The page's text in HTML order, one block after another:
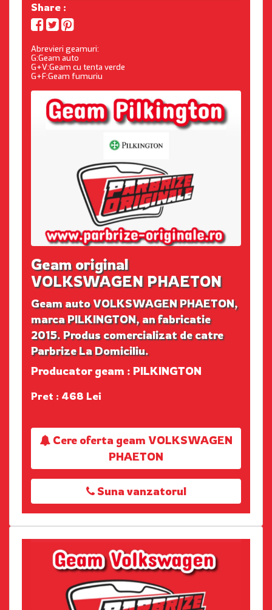
Share :
Abrevieri geamuri:
G:Geam auto
G+V:Geam cu tenta verde
G+F:Geam fumuriu
Geam original
VOLKSWAGEN PHAETON
Geam auto VOLKSWAGEN PHAETON,
marca PILKINGTON, an fabricatie
2015. Produs comercializat de catre
Parbrize La Domiciliu.
Producator geam : PILKINGTON
Pret : 468 Lei
Cere oferta geam VOLKSWAGEN
PHAETON
Suna vanzatorul